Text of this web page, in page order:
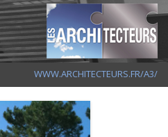
WWW.ARCHITECTEURS.FR/A3/